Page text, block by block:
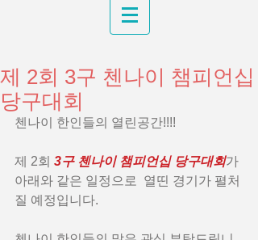
제 2회 3구 첸나이 챔피언십
당구대회
첸나이 한인들의 열린공간!!!!
제 2회 3구 첸나이 챔피언십 당구대회가
아래와 같은 일정으로  열띤 경기가 펼처
질 예정입니다.